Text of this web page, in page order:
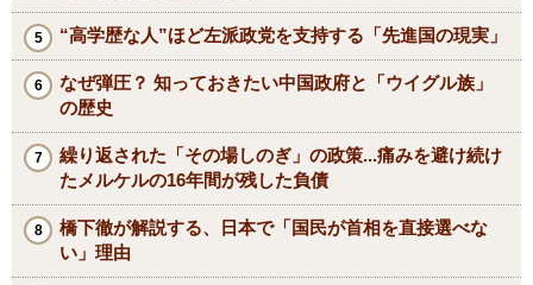
“高学歴な人”ほど左派政党を支持する「先進国の現実」
なぜ弾圧？ 知っておきたい中国政府と「ウイグル族」
の歴史
繰り返された「その場しのぎ」の政策...痛みを避け続け
たメルケルの16年間が残した負債
橋下徹が解説する、日本で「国民が首相を直接選べな
い」理由